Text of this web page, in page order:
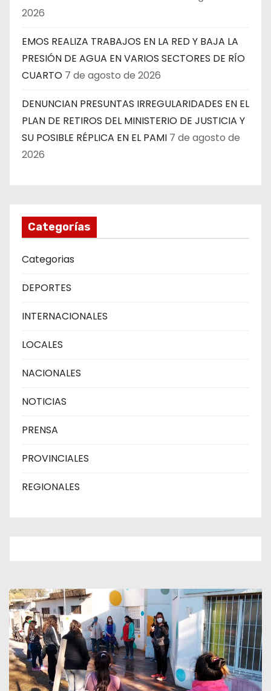
2026
EMOS REALIZA TRABAJOS EN LA RED Y BAJA LA
PRESIÓN DE AGUA EN VARIOS SECTORES DE RÍO
CUARTO 7 de agosto de 2026
DENUNCIAN PRESUNTAS IRREGULARIDADES EN EL
PLAN DE RETIROS DEL MINISTERIO DE JUSTICIA Y
SU POSIBLE RÉPLICA EN EL PAMI 7 de agosto de
2026
Categorías
Categorias
DEPORTES
INTERNACIONALES
LOCALES
NACIONALES
NOTICIAS
PRENSA
PROVINCIALES
REGIONALES